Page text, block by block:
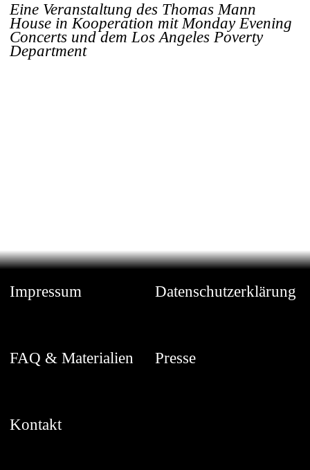
Eine Veranstaltung des Thomas Mann
House in Kooperation mit Monday Evening
Concerts und dem Los Angeles Poverty
Department
Impressum Datenschutzerklärung
FAQ & Materialien Presse
Kontakt